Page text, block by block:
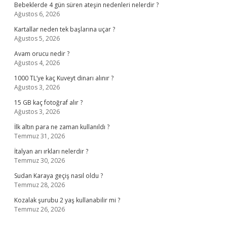
Bebeklerde 4 gün süren ateşin nedenleri nelerdir ?
Ağustos 6, 2026
Kartallar neden tek başlarına uçar ?
Ağustos 5, 2026
Avam orucu nedir ?
Ağustos 4, 2026
1000 TL’ye kaç Kuveyt dinarı alınır ?
Ağustos 3, 2026
15 GB kaç fotoğraf alır ?
Ağustos 3, 2026
İlk altın para ne zaman kullanıldı ?
Temmuz 31, 2026
İtalyan arı ırkları nelerdir ?
Temmuz 30, 2026
Sudan Karaya geçiş nasıl oldu ?
Temmuz 28, 2026
Kozalak şurubu 2 yaş kullanabilir mi ?
Temmuz 26, 2026